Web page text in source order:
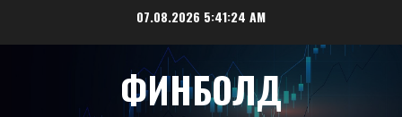
07.08.2026 5:41:25 AM
ФИНБОЛД